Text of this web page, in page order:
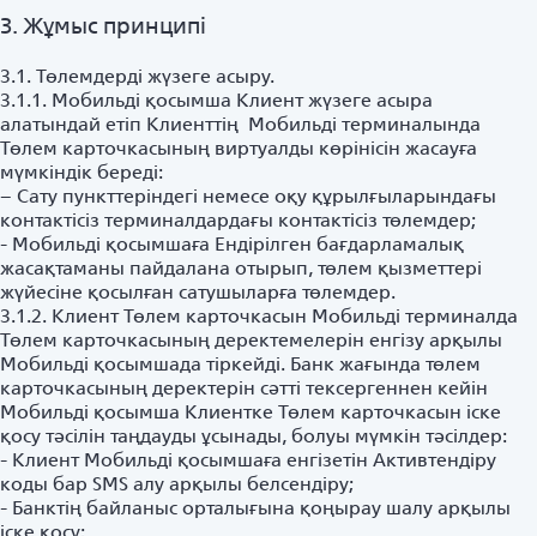
3. Жұмыс принципі
3.1. Төлемдерді жүзеге асыру.
3.1.1. Мобильді қосымша Клиент жүзеге асыра
алатындай етіп Клиенттің Мобильді терминалында
Төлем карточкасының виртуалды көрінісін жасауға
мүмкіндік береді:
– Сату пункттеріндегі немесе оқу құрылғыларындағы
контактісіз терминалдардағы контактісіз төлемдер;
- Мобильді қосымшаға Ендірілген бағдарламалық
жасақтаманы пайдалана отырып, төлем қызметтері
жүйесіне қосылған сатушыларға төлемдер.
3.1.2. Клиент Төлем карточкасын Мобильді терминалда
Төлем карточкасының деректемелерін енгізу арқылы
Мобильді қосымшада тіркейді. Банк жағында төлем
карточкасының деректерін сәтті тексергеннен кейін
Мобильді қосымша Клиентке Төлем карточкасын іске
қосу тәсілін таңдауды ұсынады, болуы мүмкін тәсілдер:
- Клиент Мобильді қосымшаға енгізетін Активтендіру
коды бар SMS алу арқылы белсендіру;
- Банктің байланыс орталығына қоңырау шалу арқылы
іске қосу;